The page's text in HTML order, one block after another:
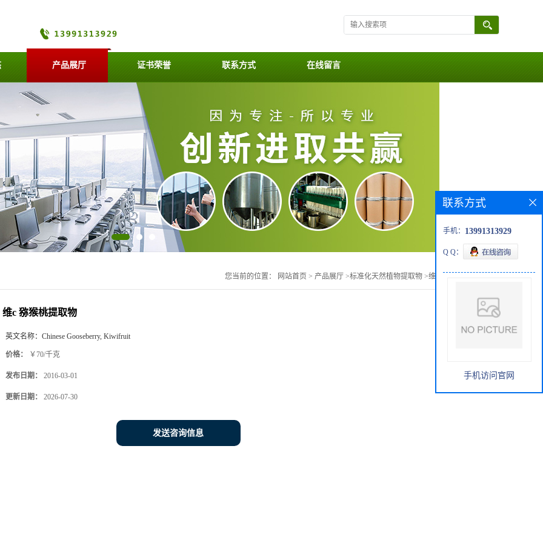
产品展厅 证书荣誉 联系方式 在线留言
您当前的位置： 网站首页 > 产品展厅 >标准化天然植物提取物 >维c 猕猴桃提取物
维c 猕猴桃提取物
英文名称： Chinese Gooseberry, Kiwifruit
价格： ￥70/千克
发布日期： 2016-03-01
更新日期： 2026-07-30
发送咨询信息
联系方式
手机： 13991313929
Q Q：
手机访问官网